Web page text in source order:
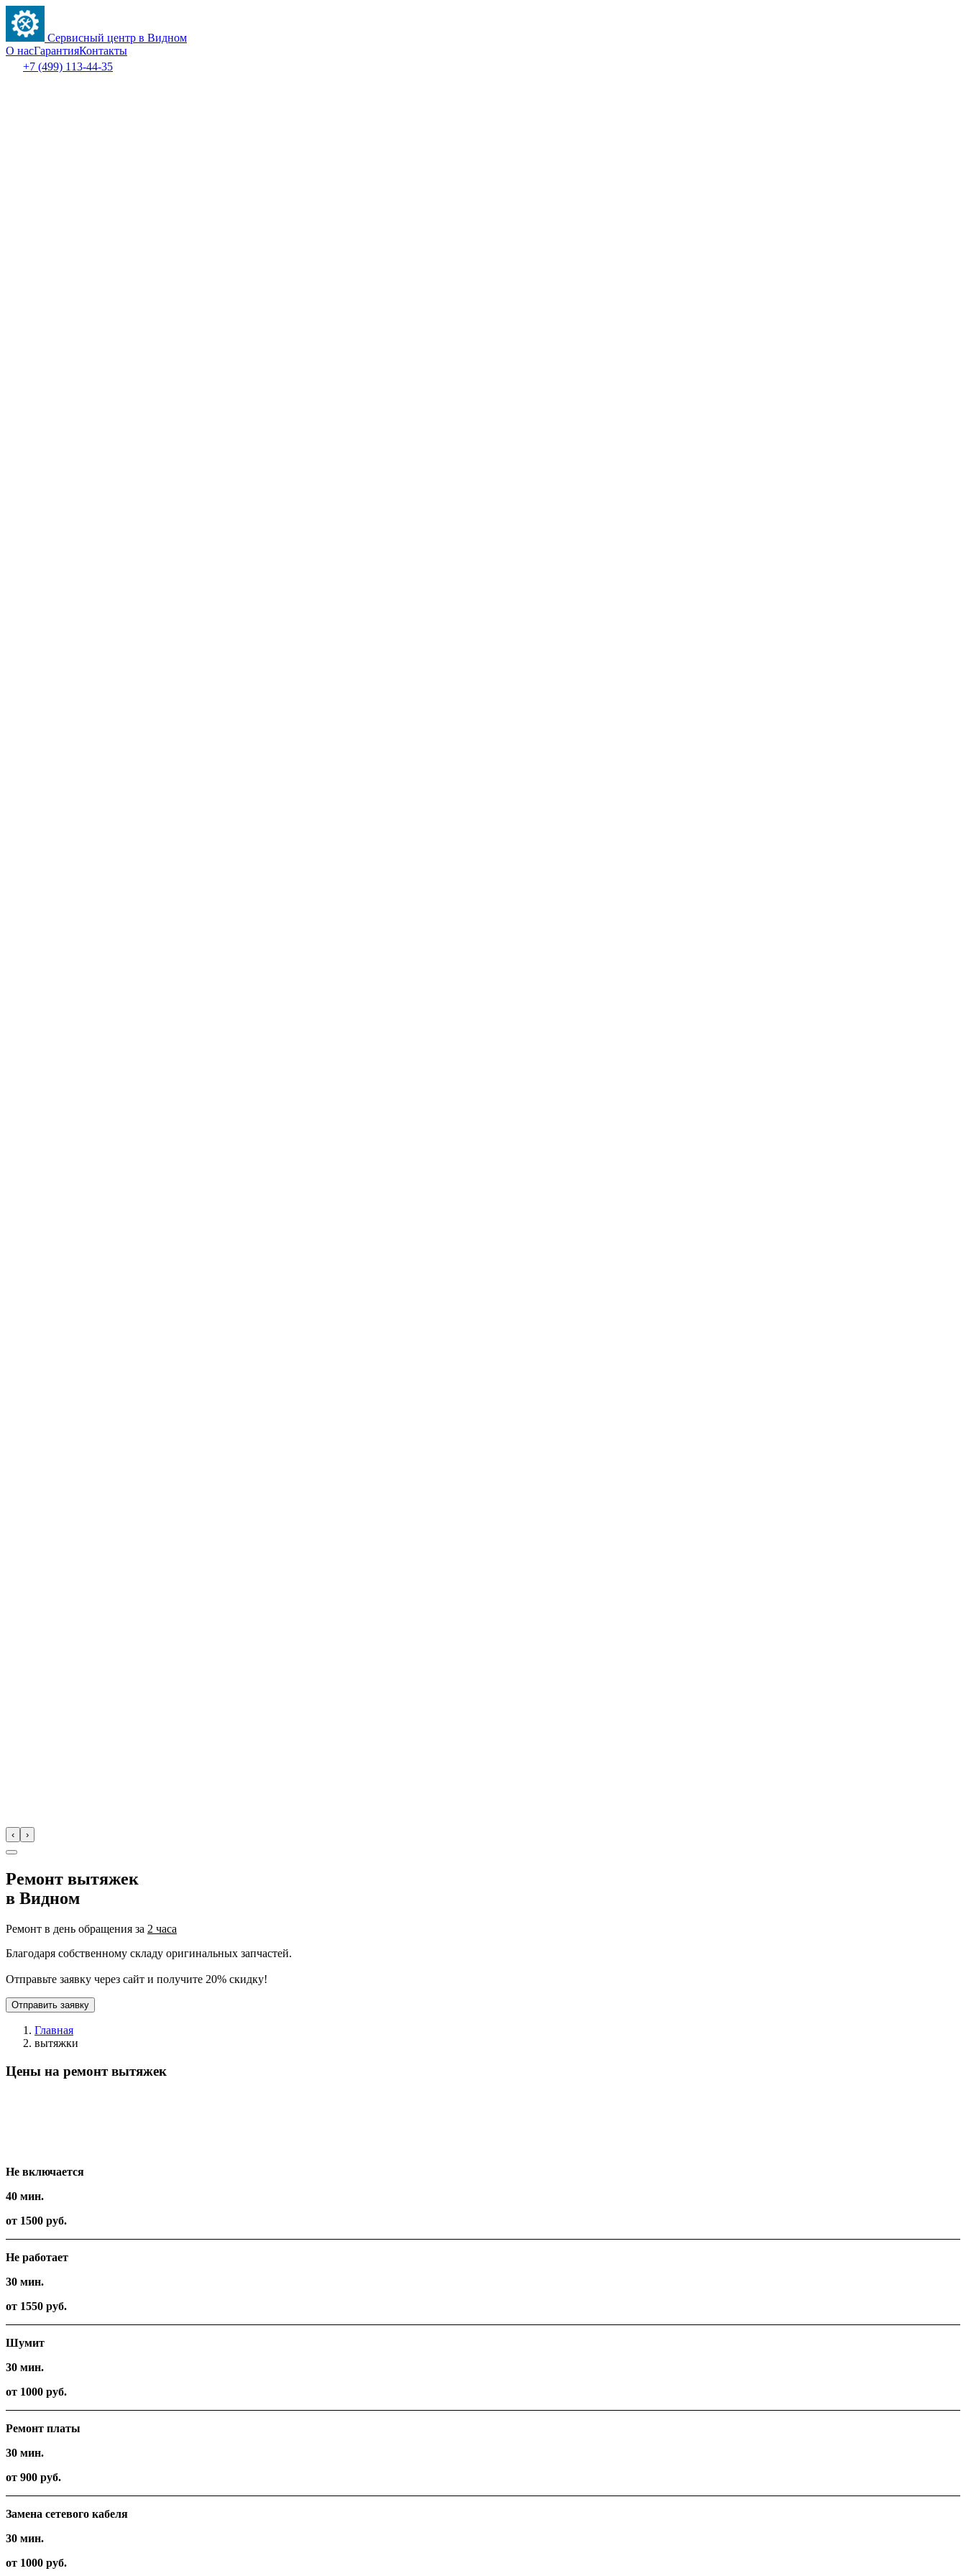
Сервисный центр в Видном
О насГарантияКонтакты
+7 (499) 113-44-35
‹ ›
Ремонт вытяжек
в Видном
Ремонт в день обращения за 2 часа
Благодаря собственному складу оригинальных запчастей.
Отправьте заявку через сайт и получите 20% скидку!
Отправить заявку
Главная
вытяжки
Цены на ремонт вытяжек
Не включается
40 мин.
от 1500 руб.
Не работает
30 мин.
от 1550 руб.
Шумит
30 мин.
от 1000 руб.
Ремонт платы
30 мин.
от 900 руб.
Замена сетевого кабеля
30 мин.
от 1000 руб.